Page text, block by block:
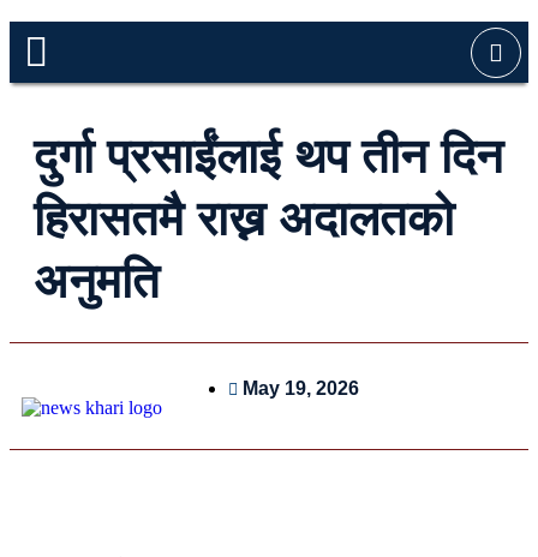
दुर्गा प्रसाईंलाई थप तीन दिन
हिरासतमै राख्न अदालतको
अनुमति
May 19, 2026